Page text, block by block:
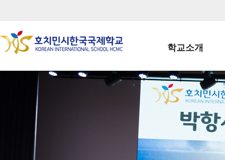
학교소개
학교장인사말
학생회장인사말
학교상징
학교 CI